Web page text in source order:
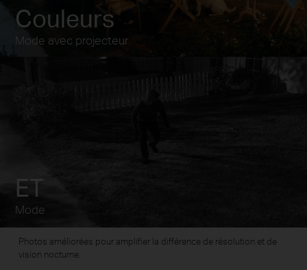
Couleurs
Mode avec projecteur
ET
Mode
Photos améliorées pour amplifier la différence de résolution et de
vision nocturne.